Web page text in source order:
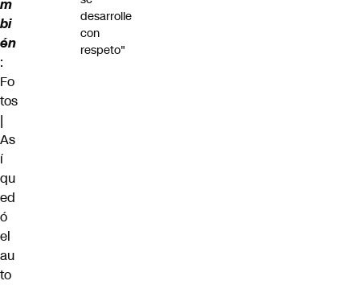
m
bi
én
:
Fo
tos
|
As
í
qu
ed
ó
el
au
to
desarrolle
con
respeto"